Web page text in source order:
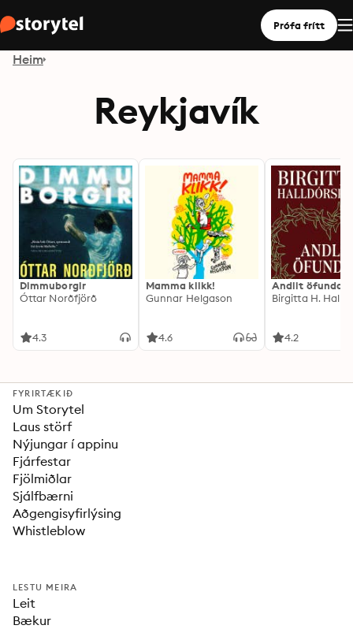
Prófa frítt
Heim
Reykjavík
Dimmuborgir
Óttar Norðfjörð
4.3
Mamma klikk!
Gunnar Helgason
4.6
Andlit öfundar
4.2
FYRIRTÆKIÐ
Um Storytel
Laus störf
Nýjungar í appinu
Fjárfestar
Fjölmiðlar
Sjálfbærni
Aðgengisyfirlýsing
Whistleblow
LESTU MEIRA
Leit
Bækur